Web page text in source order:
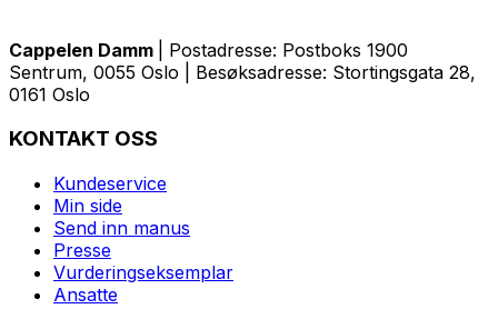
Cappelen Damm
| Postadresse: Postboks 1900
Sentrum, 0055 Oslo | Besøksadresse: Stortingsgata 28,
0161 Oslo
KONTAKT OSS
Kundeservice
Min side
Send inn manus
Presse
Vurderingseksemplar
Ansatte